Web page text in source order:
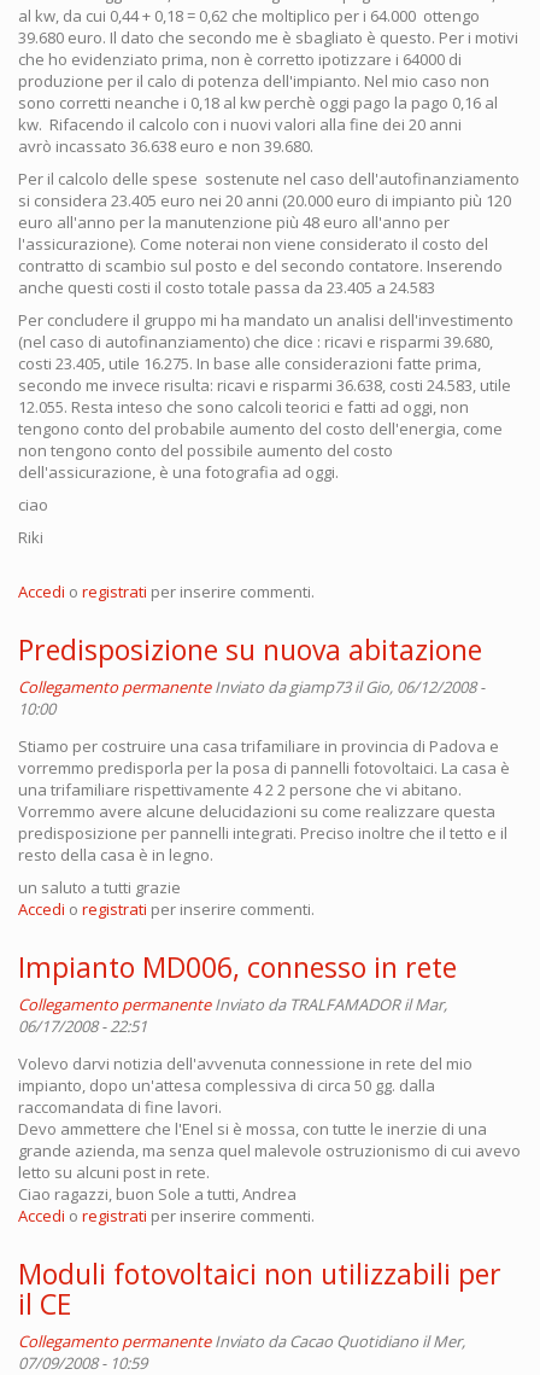
al kw, da cui 0,44 + 0,18 = 0,62 che moltiplico per i 64.000 ottengo
39.680 euro. Il dato che secondo me è sbagliato è questo. Per i motivi
che ho evidenziato prima, non è corretto ipotizzare i 64000 di
produzione per il calo di potenza dell'impianto. Nel mio caso non
sono corretti neanche i 0,18 al kw perchè oggi pago la pago 0,16 al
kw. Rifacendo il calcolo con i nuovi valori alla fine dei 20 anni
avrò incassato 36.638 euro e non 39.680.
Per il calcolo delle spese sostenute nel caso dell'autofinanziamento
si considera 23.405 euro nei 20 anni (20.000 euro di impianto più 120
euro all'anno per la manutenzione più 48 euro all'anno per
l'assicurazione). Come noterai non viene considerato il costo del
contratto di scambio sul posto e del secondo contatore. Inserendo
anche questi costi il costo totale passa da 23.405 a 24.583
Per concludere il gruppo mi ha mandato un analisi dell'investimento
(nel caso di autofinanziamento) che dice : ricavi e risparmi 39.680,
costi 23.405, utile 16.275. In base alle considerazioni fatte prima,
secondo me invece risulta: ricavi e risparmi 36.638, costi 24.583, utile
12.055. Resta inteso che sono calcoli teorici e fatti ad oggi, non
tengono conto del probabile aumento del costo dell'energia, come
non tengono conto del possibile aumento del costo
dell'assicurazione, è una fotografia ad oggi.
ciao
Riki
Accedi o registrati per inserire commenti.
Predisposizione su nuova abitazione
Collegamento permanente Inviato dagiamp73il Gio, 06/12/2008 -
10:00
Stiamo per costruire una casa trifamiliare in provincia di Padova e
vorremmo predisporla per la posa di pannelli fotovoltaici. La casa è
una trifamiliare rispettivamente 4 2 2 persone che vi abitano.
Vorremmo avere alcune delucidazioni su come realizzare questa
predisposizione per pannelli integrati. Preciso inoltre che il tetto e il
resto della casa è in legno.
un saluto a tutti grazie
Accedi o registrati per inserire commenti.
Impianto MD006, connesso in rete
Collegamento permanente Inviato da TRALFAMADORil Mar,
06/17/2008 - 22:51
Volevo darvi notizia dell'avvenuta connessione in rete del mio
impianto, dopo un'attesa complessiva di circa 50 gg. dalla
raccomandata di fine lavori.
Devo ammettere che l'Enel si è mossa, con tutte le inerzie di una
grande azienda, ma senza quel malevole ostruzionismo di cui avevo
letto su alcuni post in rete.
Ciao ragazzi, buon Sole a tutti, Andrea
Accedi o registrati per inserire commenti.
Moduli fotovoltaici non utilizzabili per
il CE
Collegamento permanente Inviato daCacao Quotidiano il Mer,
07/09/2008 - 10:59